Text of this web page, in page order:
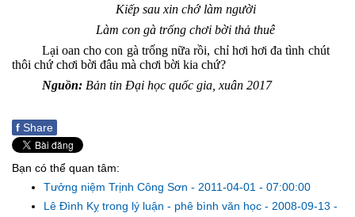
Kiếp sau xin chớ làm người
Làm con gà trống chơi bời thả thuê
Lại oan cho con gà trống nữa rồi, chỉ hơi hơi đa tình chút
thôi chứ chơi bời đâu mà chơi bời kia chứ?
Nguồn:Bản tin Đại học quốc gia, xuân 2017
f Share
Bạn có thể quan tâm:
Tưởng niệm Trịnh Công Sơn - 2011-04-01 - 07:00:00
Lê Đình Kỵ trong lý luận - phê bình văn học - 2008-09-13 -